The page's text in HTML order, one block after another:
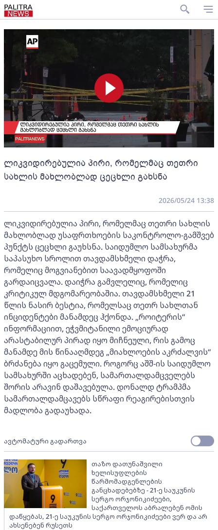
ლიკვიდირებულია პირი, რომელმაც თეთრი
სახლის მახლობლად ცეცხლი გახსნა
2026/05/24 13:38
ლიკვიდირებულია პირი, რომელმაც თეთრი სახლის
მახლობლად უსაფრთხოების საკონტროლო-გამშვებ
პუნქტს ცეცხლი გაუხსნა. საიდუმლო სამსახურმა
საპასუხო სროლით თავდამსხმელი დაჭრა,
რომელიც მოგვიანებით საავადმყოფოში
გარდაიცვალა. დაიჭრა გამვლელიც, რომელიც
კრიტიკულ მდგომარეობაშია. თავდამსხმელი 21
წლის ნასირ ბესტია, რომელსაც თეთრ სახლთან
ინციდენტები მანამდეც ჰქონდა. „როიტერის“
ინფორმაციით, ეჭვმიტანილი ემოციურად
არასტაბილურ პირად იყო მიჩნეული, რის გამოც
მანამდე მის წინააღმდეგ „მიახლოების აკრძალვის“
ბრძანება იყო გაცემული. როგორც აშშ-ის საიდუმლო
სამსახურში აცხადებენ, სამართალდამცველებს
შორის არავინ დაშავებულა. დონალდ ტრამპმა
სამართალდამცავებს სწრაფი რეაგირებისთვის
მადლობა გადაუხადა.
ავტომატური გადართვა
თაზო დათუნაშვილი
ხელისუფლების
წარმომადგენლების
განცხადებებზე - 21-ე საუკუნის
სერგო ორჯონიკიძეები,
საქართველოს აბრალებენ ომის
დაწყებას, 21-ე საუკუნის სერგო ორჯონიკიძეები ვერ და არ
ახსენებენ რუსეთს